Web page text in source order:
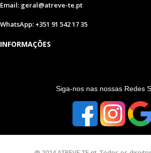
Email: geral@atreve-te.pt
WhatsApp: +351 91 542 17 35
INFORMAÇÕES
Siga-nos nas nossas Redes